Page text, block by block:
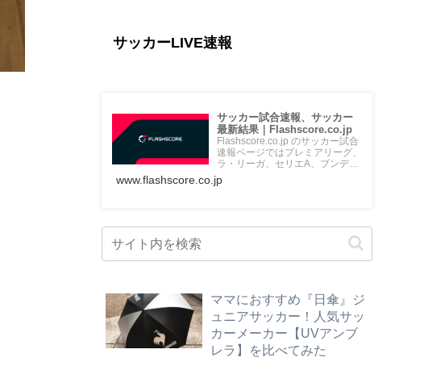
サッカーLIVE速報
サッカー試合速報、サッカー
最新結果｜Flashscore.co.jp
Flashscore.co.jp のサッカー試合
速報ページではプレミアリーグ、
ラ・リーガ、セリエA、ブンデス
www.flashscore.co.jp
ママにおすすめ『日傘』ジ
ュニアサッカー！人気サッ
カーメーカー【UVアンブ
レラ】を比べてみた